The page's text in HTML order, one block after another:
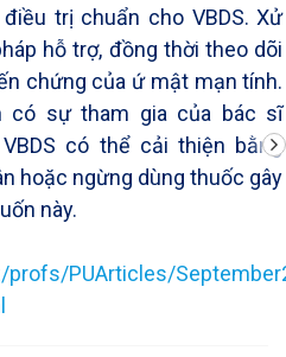
trị chuẩn cho VBDS. Xử
hỗ trợ, đồng thời theo dõi
chứng của ứ mật mạn tính.
có sự tham gia của bác sĩ
có thể cải thiện bằng
hoặc ngừng dùng thuốc gây
này.
PUArticles/